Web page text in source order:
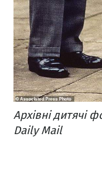
Архівні дитячі
Daily Mail